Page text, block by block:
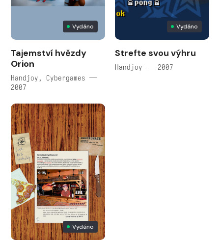
Vydáno
Tajemství hvězdy
Orion
Handjoy, Cybergames —
2007
Vydáno
Strefte svou výhru
Handjoy — 2007
Vydáno